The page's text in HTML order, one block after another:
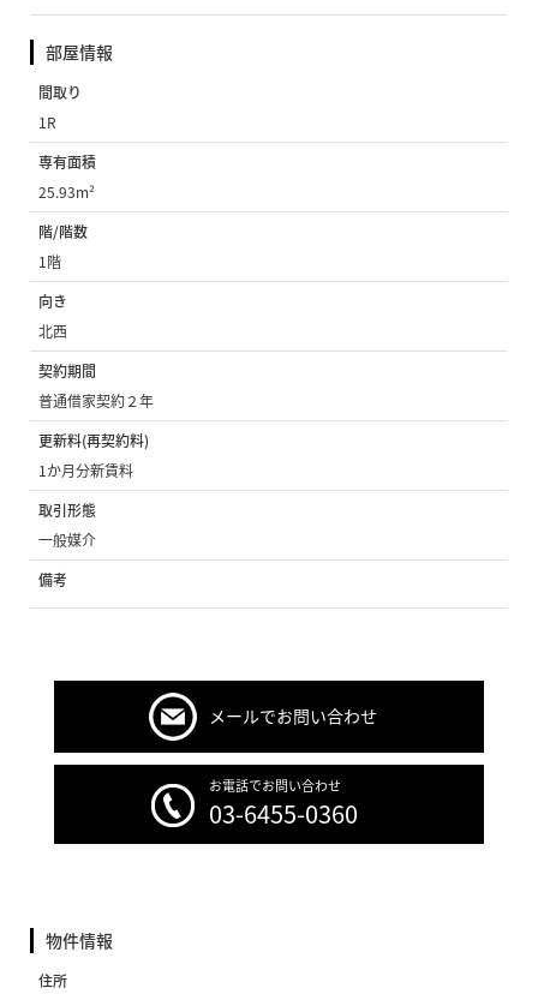
部屋情報
間取り
1R
専有面積
25.93m²
階/階数
1階
向き
北西
契約期間
普通借家契約２年
更新料(再契約料)
1か月分新賃料
取引形態
一般媒介
備考
メールでお問い合わせ
お電話でお問い合わせ
03-6455-0360
物件情報
住所